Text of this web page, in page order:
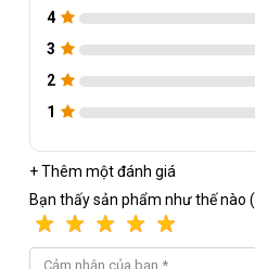
Kiểu bộ nhớ
Bus: 128bit
- Memory Clock: 7000Mhz
DirectX: DirectX 12
-Chuẩn khe cắm: PCIe 3.0
4
3
2
1
+ Thêm một đánh giá
Bạn thấy sản phẩm như thế nào